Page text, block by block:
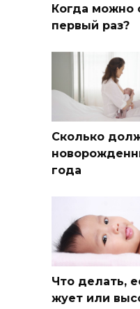
Когда можно
первый раз?
Сколько
года
Что делать,
жует или